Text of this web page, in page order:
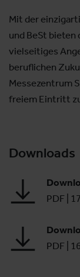
Mit der
und BeSt bieten
vielseitiges
beruflichen
Messezentrum
freiem Eintritt
Downloads
PDF
PDF